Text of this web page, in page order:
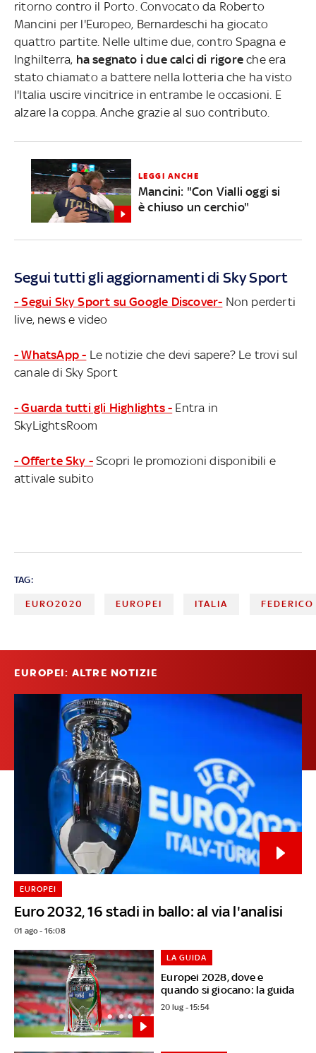
ritorno contro il Porto. Convocato da Roberto
Mancini per l'Europeo, Bernardeschi ha giocato
quattro partite. Nelle ultime due, contro Spagna e
Inghilterra, ha segnato i due calci di rigore che era
stato chiamato a battere nella lotteria che ha visto
l'Italia uscire vincitrice in entrambe le occasioni. E
alzare la coppa. Anche grazie al suo contributo.
LEGGI ANCHE
Mancini: "Con Vialli oggi si
è chiuso un cerchio"
Segui tutti gli aggiornamenti di Sky Sport
- Segui Sky Sport su Google Discover- Non perderti
live, news e video
- WhatsApp - Le notizie che devi sapere? Le trovi sul
canale di Sky Sport
- Guarda tutti gli Highlights - Entra in
SkyLightsRoom
- Offerte Sky - Scopri le promozioni disponibili e
attivale subito
TAG:
EURO2020 EUROPEI ITALIA
EUROPEI: ALTRE NOTIZIE
Euro 2032, 16 stadi in ballo: al via l'analisi
EUROPEI
01 ago - 16:08
Europei 2028, dove e
quando si giocano: la guida
LA GUIDA
20 lug - 15:54